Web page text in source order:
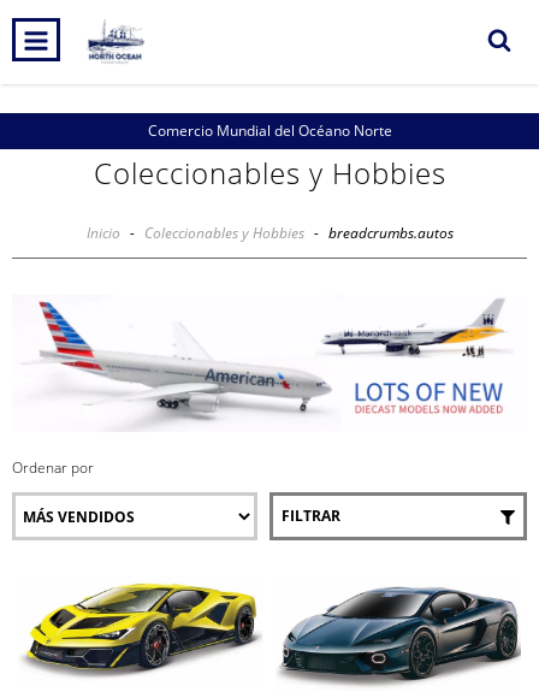
Comercio Mundial del Océano Norte
Coleccionables y Hobbies
Inicio - Coleccionables y Hobbies - breadcrumbs.autos
Ordenar por
FILTRAR